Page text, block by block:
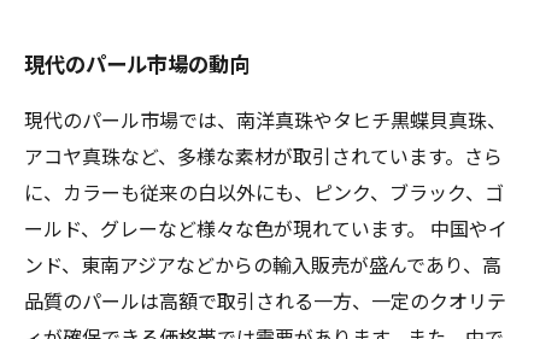
現代のパール市場の動向
現代のパール市場では、南洋真珠やタヒチ黒蝶貝真珠、
アコヤ真珠など、多様な素材が取引されています。さら
に、カラーも従来の白以外にも、ピンク、ブラック、ゴ
ールド、グレーなど様々な色が現れています。 中国やイ
ンド、東南アジアなどからの輸入販売が盛んであり、高
品質のパールは高額で取引される一方、一定のクオリテ